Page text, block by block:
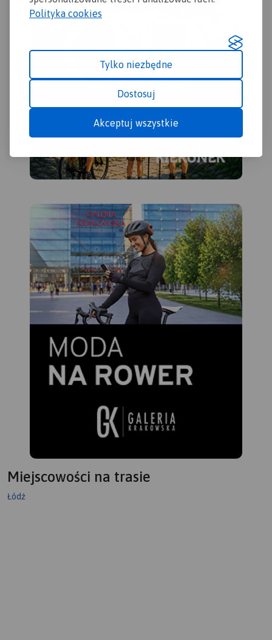
Polityka cookies
Tylko niezbędne
Dostosuj
Akceptuj wszystkie
Miejscowości na trasie
Łódź